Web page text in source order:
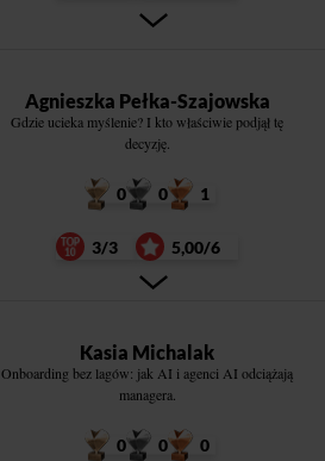
Agnieszka Pełka-Szajowska
Gdzie ucieka myślenie? I kto właściwie podjął tę
decyzję.
0 0 1
3/3 5,00/6
Kasia Michalak
Onboarding bez lagów: jak AI i agenci AI odciążają
managera.
0 0 0